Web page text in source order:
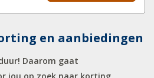
en aanbiedingen
Daarom gaat